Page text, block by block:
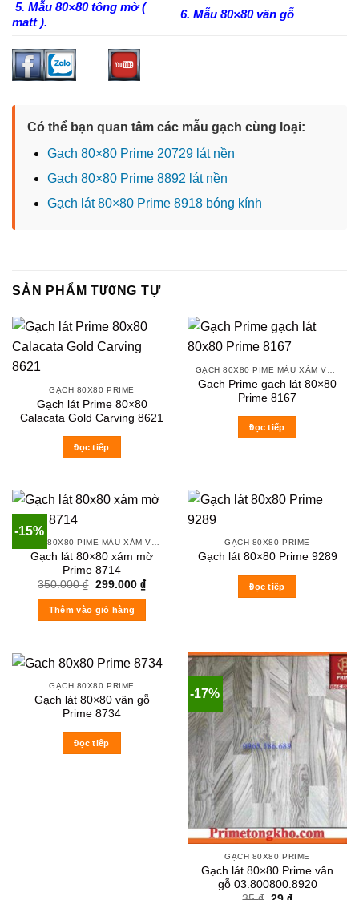
5. Mẫu 80×80 tông mờ (
matt ).
6. Mẫu 80×80 vân gỗ
Có thể bạn quan tâm các mẫu gạch cùng loại:
Gạch 80×80 Prime 20729 lát nền
Gạch 80×80 Prime 8892 lát nền
Gạch lát 80×80 Prime 8918 bóng kính
SẢN PHẨM TƯƠNG TỰ
GẠCH 80X80 PRIME
Gạch lát Prime 80×80
Calacata Gold Carving 8621
Đọc tiếp
Gạch Prime gạch lát 80×80
Prime 8167
Đọc tiếp
-15%
Gạch lát 80×80 xám mờ
Prime 8714
350.000₫ Original
was:
350.000 ₫.
299.000 ₫Current
price
Thêm vào giỏ hàng
GẠCH 80X80 PRIME
Gạch lát 80×80 Prime 9289
Đọc tiếp
GẠCH 80X80 PRIME
Gạch lát 80×80 vân gỗ
Prime 8734
Đọc tiếp
-17%
GẠCH 80X80 PRIME
Gạch lát 80×80 Prime vân
gỗ 03.800800.8920